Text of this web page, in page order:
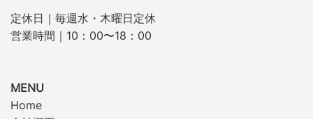
定休日｜毎週水・木曜日定休
営業時間｜10：00〜18：00
MENU
Home